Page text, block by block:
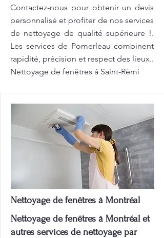
Contactez-nous pour obtenir un devis
personnalisé et profiter de nos services
de nettoyage de qualité supérieure !.
Les services de Pomerleau combinent
rapidité, précision et respect des lieux..
Nettoyage de fenêtres à Saint-Rémi
Nettoyage de fenêtres à Montréal
Nettoyage de fenêtres à Montréal et
autres services de nettoyage par